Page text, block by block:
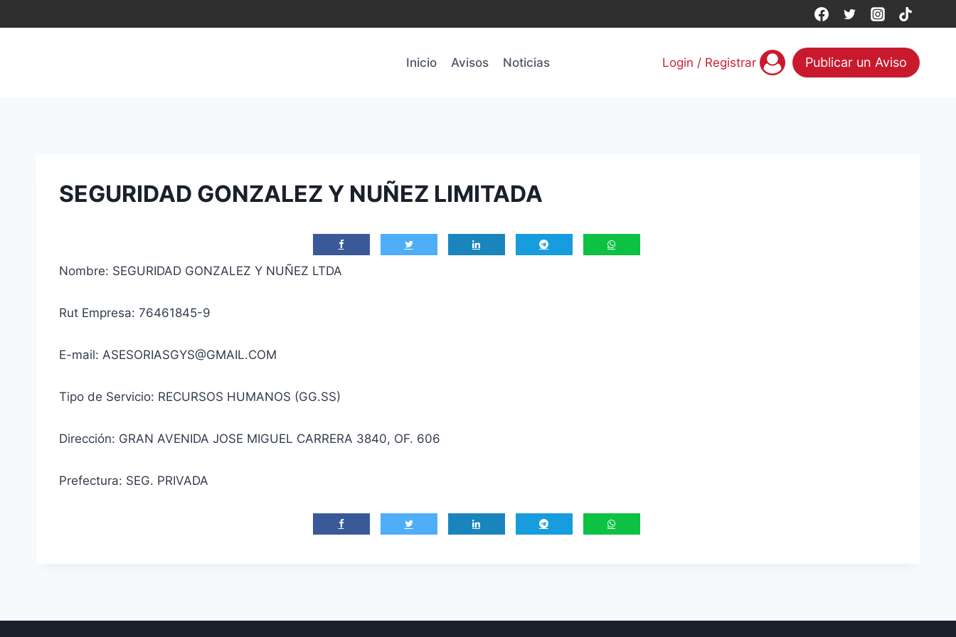
al
Inicio
Avisos Noticias Login / Registrar Publicar un Aviso
SEGURIDAD GONZALEZ Y NUÑEZ LIMITADA
Nombre: SEGURIDAD GONZALEZ Y NUÑEZ LTDA
Rut Empresa: 76461845-9
E-mail: ASESORIASGYS@GMAIL.COM
Tipo de Servicio: RECURSOS HUMANOS (GG.SS)
Dirección: GRAN AVENIDA JOSE MIGUEL CARRERA 3840, OF. 606
Prefectura: SEG. PRIVADA